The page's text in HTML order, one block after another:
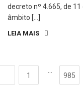
decreto nº 4.665, de
âmbito […]
LEIA MAIS
1 985